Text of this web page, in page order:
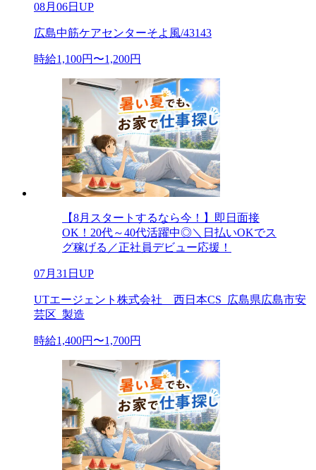
08月06日UP
広島中筋ケアセンターそよ風/43143
時給1,100円〜1,200円
【8月スタートするなら今！】即日面接
OK！20代～40代活躍中◎＼日払いOKでス
グ稼げる／正社員デビュー応援！
07月31日UP
UTエージェント株式会社 西日本CS_広島県広島市安
芸区_製造
時給1,400円〜1,700円